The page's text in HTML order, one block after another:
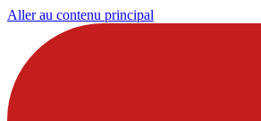
Aller au contenu principal